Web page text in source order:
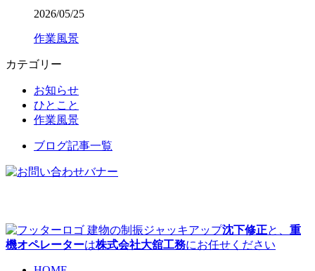
2026/05/25
作業風景
カテゴリー
お知らせ
ひとこと
作業風景
ブログ記事一覧
建物の制振ジャッキアップ沈下修正と、 重
機オペレーターは株式会社大舘工務にお任せください